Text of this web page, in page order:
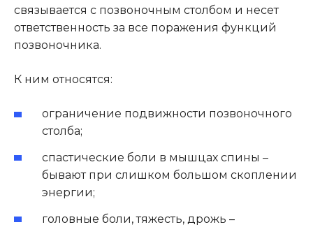
связывается с позвоночным столбом и несет
ответственность за все поражения функций
позвоночника.
К ним относятся:
ограничение подвижности позвоночного
столба;
спастические боли в мышцах спины –
бывают при слишком большом скоплении
энергии;
головные боли, тяжесть, дрожь –